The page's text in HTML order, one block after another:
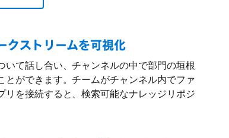
クストリームを可視化
いて話し合い、チャンネルの中で部門の垣根
とができます。チームがチャンネル内でファ
リを接続すると、検索可能なナレッジリポジ